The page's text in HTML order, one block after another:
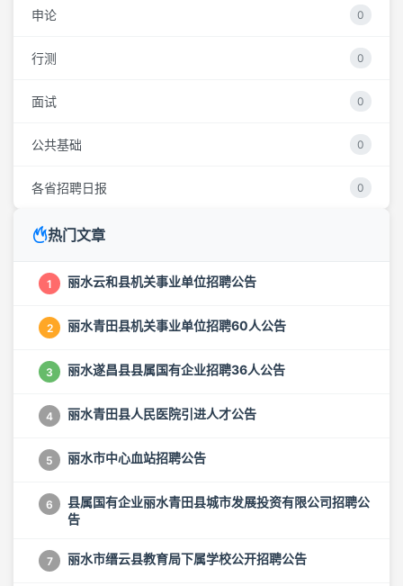
申论 0
行测 0
面试 0
公共基础 0
各省招聘日报 0
热门文章
1 丽水云和县机关事业单位招聘公告
2 丽水青田县机关事业单位招聘60人公告
3 丽水遂昌县县属国有企业招聘36人公告
4 丽水青田县人民医院引进人才公告
5 丽水市中心血站招聘公告
6
县属国有企业丽水青田县城市发展投资有限公司招聘公
告
7 丽水市缙云县教育局下属学校公开招聘公告